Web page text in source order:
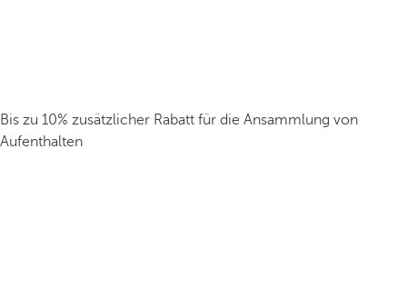
Bis zu 10% zusätzlicher Rabatt für die Ansammlung von
Aufenthalten